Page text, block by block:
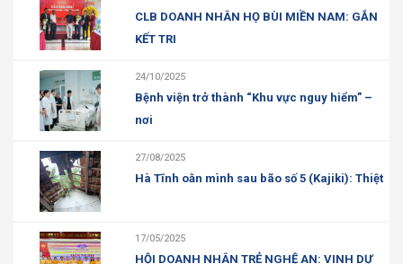
CLB DOANH NHÂN HỌ BÙI MIỀN NAM: GẮN
KẾT TRI
24/10/2025
Bệnh viện trở thành “Khu vực nguy hiểm” –
nơi
27/08/2025
Hà Tĩnh oằn mình sau bão số 5 (Kajiki): Thiệt
17/05/2025
HỘI DOANH NHÂN TRẺ NGHỆ AN: VINH DỰ